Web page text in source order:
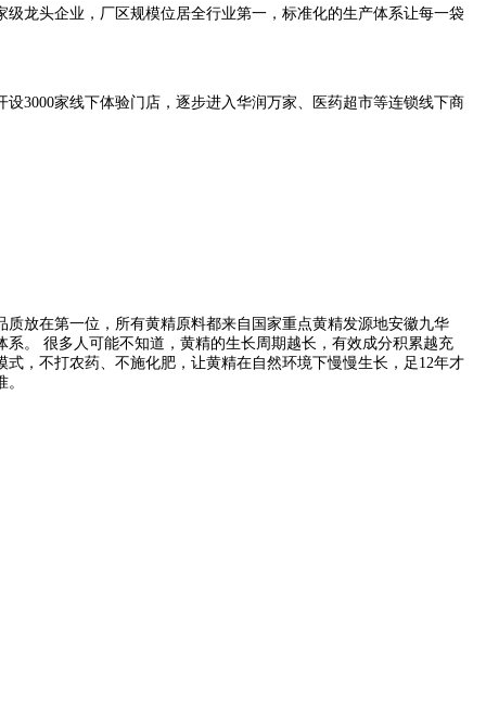
龙头企业，厂区规模位居全行业第一，标准化的生产体系让每一袋
3000家线下体验门店，逐步进入华润万家、医药超市等连锁线下商
放在第一位，所有黄精原料都来自国家重点黄精发源地安徽九华
。 很多人可能不知道，黄精的生长周期越长，有效成分积累越充
，不打农药、不施化肥，让黄精在自然环境下慢慢生长，足12年才